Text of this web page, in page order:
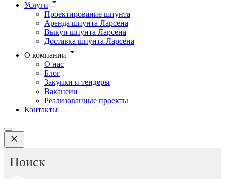
Услуги
Проектирование шпунта
Аренда шпунта Ларсена
Выкуп шпунта Ларсена
Доставка шпунта Ларсена
О компании
О нас
Блог
Закупки и тендеры
Вакансии
Реализованные проекты
Контакты